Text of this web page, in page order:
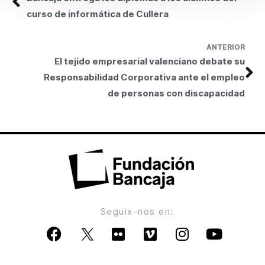
ANTERIOR
El tejido empresarial valenciano debate su
Responsabilidad Corporativa ante el empleo
de personas con discapacidad
curso de informática de Cullera
Seguix-nos en: